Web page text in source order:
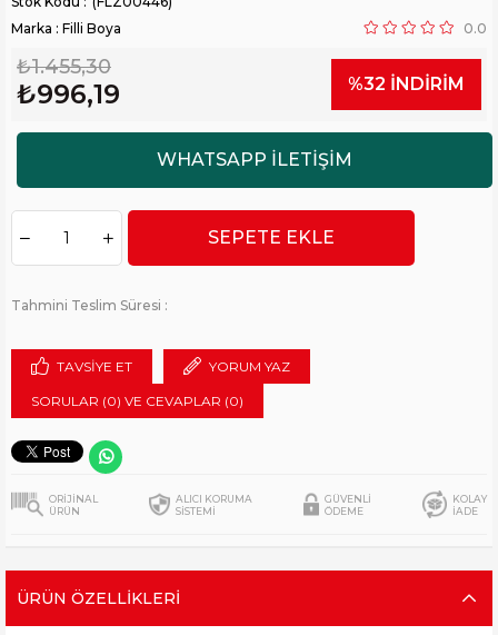
Marka : Filli Boya 0.0
₺1.455,30
₺996,19 %32 İNDIRIM
Tahmini Teslim Süresi :
TAVSIYE ET YORUM YAZ
SORULAR (0) VE CEVAPLAR (0)
ORİJİNAL
ÜRÜN
ALICI KORUMA
SİSTEMİ
GÜVENLİ
ÖDEME
KOLAY
İADE
ÜRÜN ÖZELLIKLERI